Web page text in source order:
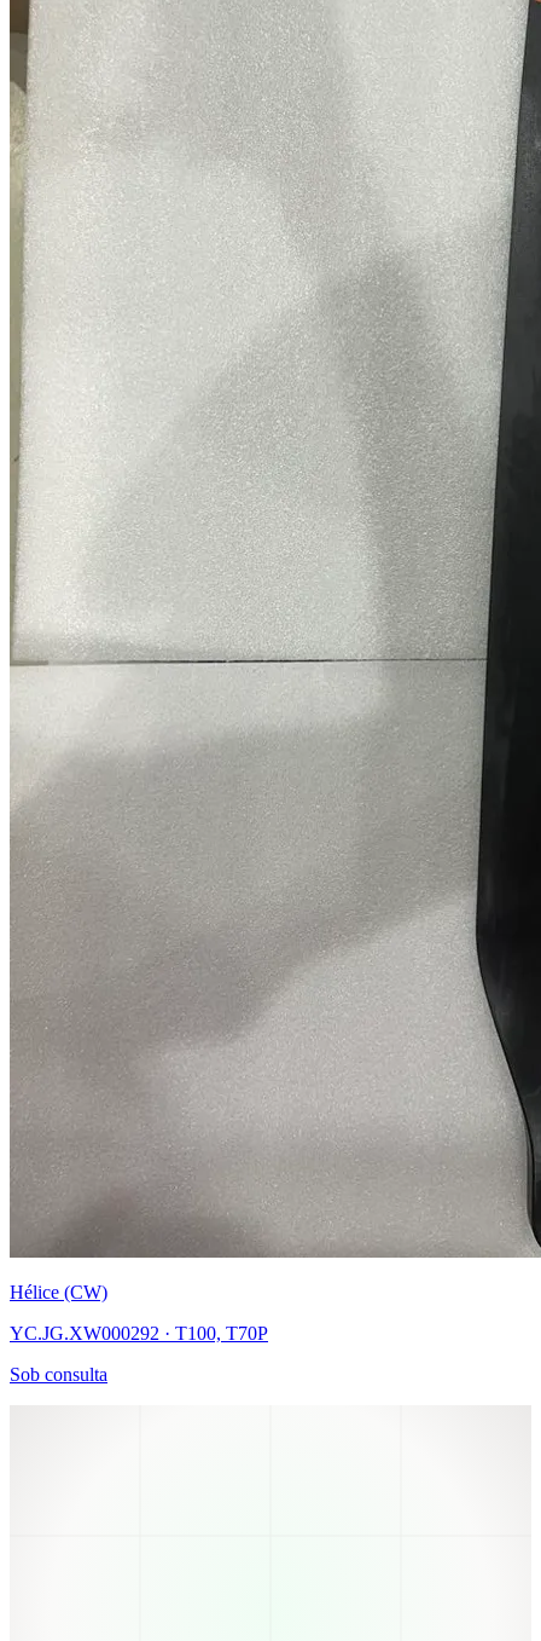
Hélice (CW)
YC.JG.XW000292 · T100, T70P
Sob consulta